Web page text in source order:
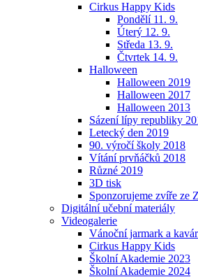
Cirkus Happy Kids
Pondělí 11. 9.
Úterý 12. 9.
Středa 13. 9.
Čtvrtek 14. 9.
Halloween
Halloween 2019
Halloween 2017
Halloween 2013
Sázení lípy republiky
Letecký den 2019
90. výročí školy 2018
Vítání prvňáčků 2018
Různé 2019
3D tisk
Sponzorujeme zvíře ze
Digitální učební materiály
Videogalerie
Vánoční jarmark a
Cirkus Happy Kids
Školní Akademie 2023
Školní Akademie 2024